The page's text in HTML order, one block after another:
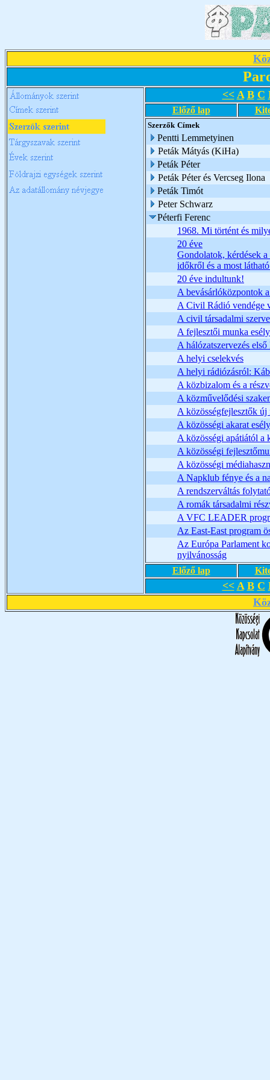
<< A B C
Előző lap
Szerzők Címek
Pentti Lemmetyinen
Peták Mátyás (KiHa)
Peták Péter
Peták Péter és Vercseg Ilona
Peták Timót
Peter Schwarz
Péterfi Ferenc
1968. Mi történt és
20 éve
Gondolatok, kérdések
időkről és a most
20 éve indultunk!
A bevásárlóközpontok
A Civil Rádió vendége
A civil társadalmi
A fejlesztői munka
A hálózatszervezés első
A helyi cselekvés
A helyi rádiózásról:
A közbizalom és a
A közművelődési
A közösségfejlesztők új
A közösségi akarat
A közösségi apátiától a
A közösségi
A közösségi
A Napklub fénye és a
A rendszerváltás
A romák társadalmi
A VFC LEADER
Az East-East program
Az Európa Parlament
nyilvánosság
Előző lap
<< A B C